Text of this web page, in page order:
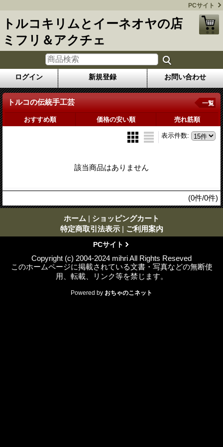
PCサイト
トルコキリムとイーネオヤの店
ミフリ＆アクチェ
ログイン 新規登録 お問い合わせ
トルコの伝統手工芸 一覧
おすすめ順 価格の安い順 売れ筋順
表示件数:
該当商品はありません
(0件/0件)
ホーム | ショッピングカート
特定商取引法表示 | ご利用案内
PCサイト
Copyright (c) 2004-2024 mihri All Rights Reseved
このホームページに掲載されている文書・写真などの無断使
用、転載、リンク等を禁じます。
Powered by おちゃのこネット